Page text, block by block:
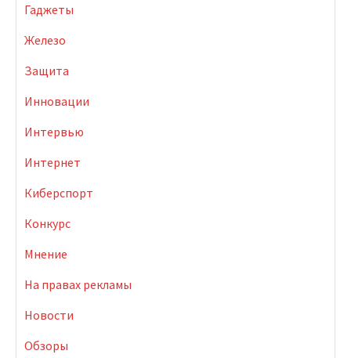
Гаджеты
Железо
Защита
Инновации
Интервью
Интернет
Киберспорт
Конкурс
Мнение
На правах рекламы
Новости
Обзоры